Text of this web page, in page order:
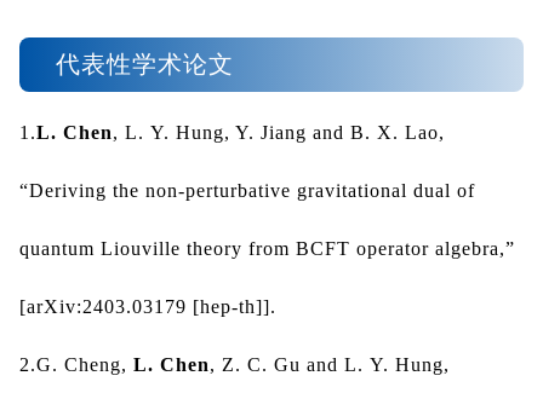
代表性学术论文
1.L. Chen, L. Y. Hung, Y. Jiang and B. X. Lao,
“Deriving the non-perturbative gravitational dual of
[arXiv:2403.03179 [hep-th]].
2.G. Cheng, L. Chen, Z. C. Gu and L. Y. Hung,